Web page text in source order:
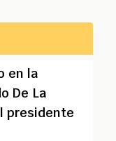
en la
De La
presidente